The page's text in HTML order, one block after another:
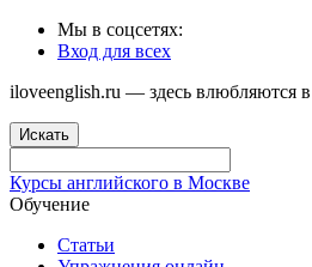
Мы в соцсетях:
Вход для всех
iloveenglish.ru — здесь влюбляются
Искать
Курсы английского в Москве
Обучение
Статьи